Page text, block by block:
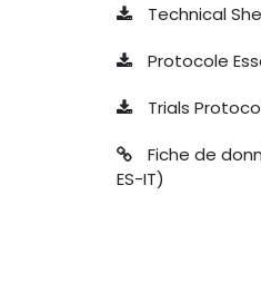
Technical
Protocole
Trials
Fiche de
ES-IT)